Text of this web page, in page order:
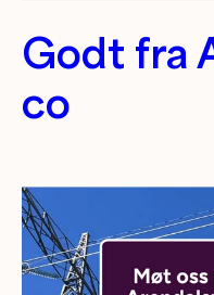
Godt fra
co